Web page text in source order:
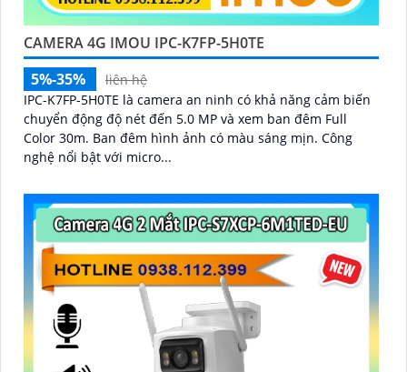
CAMERA 4G IMOU IPC-K7FP-5H0TE
5%-35%
liên hệ
IPC-K7FP-5H0TE là camera an ninh có khả năng cảm biến
chuyển động độ nét đến 5.0 MP và xem ban đêm Full
Color 30m. Ban đêm hình ảnh có màu sáng mịn. Công
nghệ nổi bật với micro...